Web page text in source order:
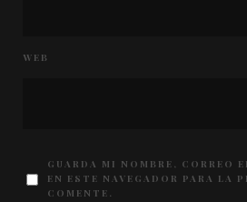
WEB
GUARDA MI NOMBRE, CORREO
EN ESTE NAVEGADOR PARA LA
COMENTE.